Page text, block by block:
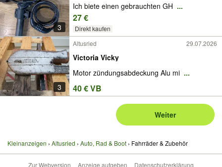
3
Ich biete einen gebrauchten GH ...
27 €
Direkt kaufen
3
Altusried 29.07.2026
Victoria Vicky
Motor zündungsabdeckung Alu mi ...
40 € VB
Weiter
Kleinanzeigen Altusried Auto, Rad & Boot Fahrräder & Zubehör
Zur Webversion Anzeige aufgeben Datenschutzerklärung